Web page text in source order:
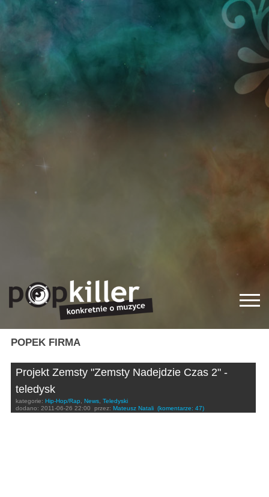
POPEK FIRMA
Projekt Zemsty "Zemsty Nadejdzie Czas 2" -
teledysk
kategorie: Hip-Hop/Rap, News, Teledyski
dodano: 2011-06-26 22:00 przez: Mateusz Natali (komentarze: 47)